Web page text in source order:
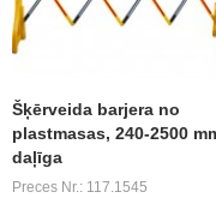
Šķērveida barjera no
plastmasas, 240-2500
daļīga
Preces Nr.: 117.1545